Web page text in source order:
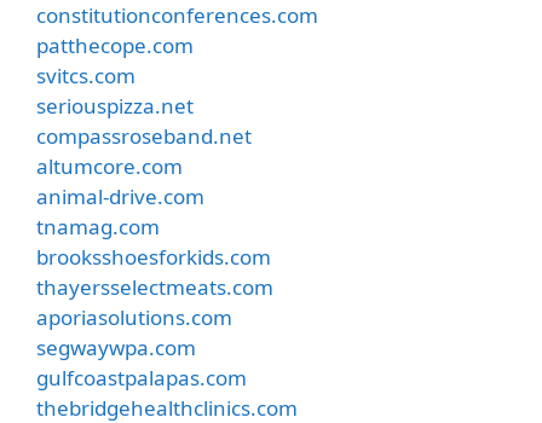
constitutionconferences.com
patthecope.com
svitcs.com
seriouspizza.net
compassroseband.net
altumcore.com
animal-drive.com
tnamag.com
brooksshoesforkids.com
thayersselectmeats.com
aporiasolutions.com
segwaywpa.com
gulfcoastpalapas.com
thebridgehealthclinics.com